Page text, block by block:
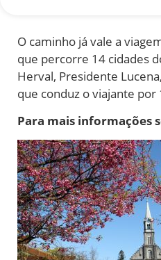
O caminho já vale a
que percorre 14 cidades
Herval, Presidente
que conduz o viajante por
Para mais informações